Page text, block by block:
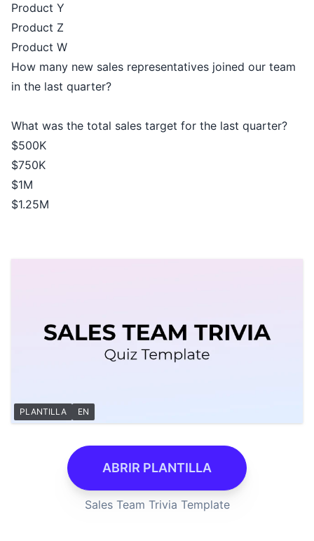
Product Y
Product Z
Product W
How many new sales representatives joined our team
in the last quarter?
What was the total sales target for the last quarter?
$500K
$750K
$1M
$1.25M
PLANTILLA EN
ABRIR PLANTILLA
Sales Team Trivia Template